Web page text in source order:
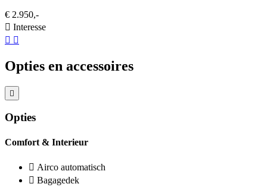
€ 2.950,-
Interesse
Opties en accessoires
Opties
Comfort & Interieur
Airco automatisch
Bagagedek